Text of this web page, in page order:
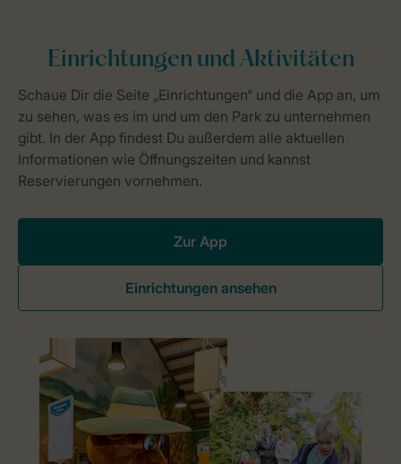
Zur App
Einrichtungen ansehen